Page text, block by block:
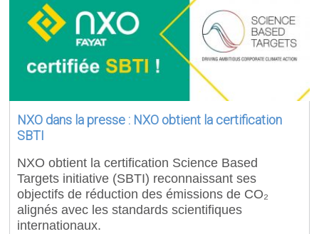
NXO dans la presse : NXO obtient la certification
SBTI
NXO obtient la certification Science Based
Targets initiative (SBTI) reconnaissant ses
objectifs de réduction des émissions de CO₂
alignés avec les standards scientifiques
internationaux.